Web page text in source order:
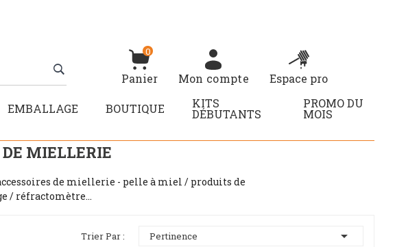
0
Panier Mon compte Espace pro
EMBALLAGE BOUTIQUE KITS
DÉBUTANTS
PROMO DU
MOIS
DE MIELLERIE
de miellerie - pelle à miel / produits de
/ réfractomètre...
Trier Par : Pertinence 